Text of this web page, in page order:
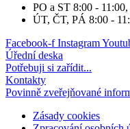
PO a ST 8:00 -
ÚT, ČT, PÁ 8:00 -
Facebook-f Instagram
Úřední deska
Potřebuji si zařídit...
Kontakty
Povinně zveřejňované
Zásady cookies